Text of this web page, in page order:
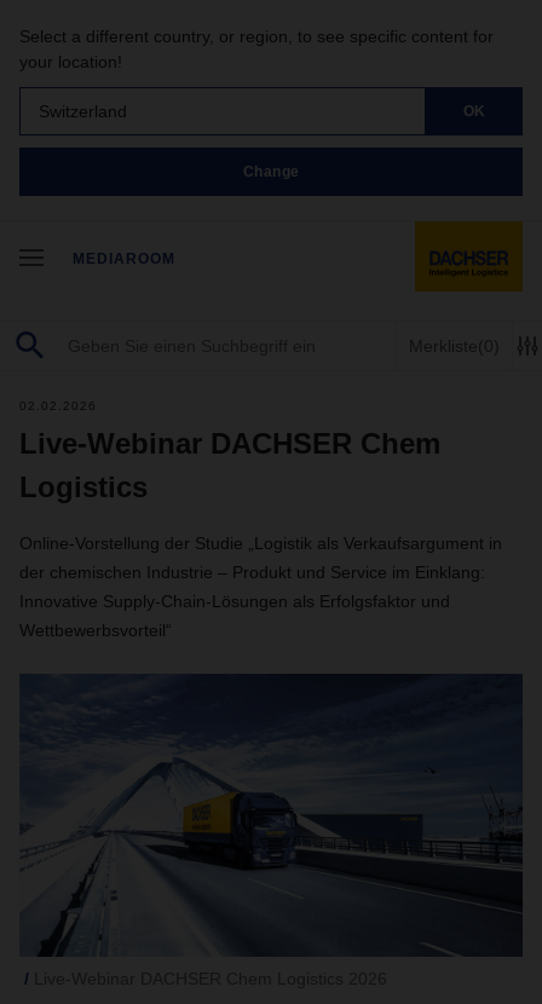
Select a different country, or region, to see specific content for
your location!
Switzerland OK
Change
MEDIAROOM
Merkliste(0)
02.02.2026
Live-Webinar DACHSER Chem
Logistics
Online-Vorstellung der Studie „Logistik als Verkaufsargument in
der chemischen Industrie – Produkt und Service im Einklang:
Innovative Supply-Chain-Lösungen als Erfolgsfaktor und
Wettbewerbsvorteil“